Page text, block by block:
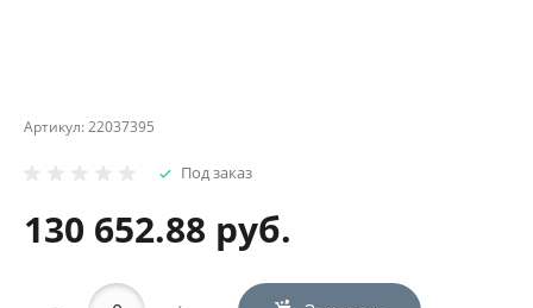
Артикул:22037395
Под заказ
130 652.88 руб.